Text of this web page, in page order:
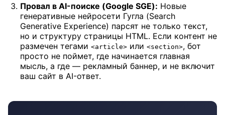
Провал в AI-поиске (Google SGE): Новые
генеративные нейросети Гугла (Search
Generative Experience) парсят не только текст,
но и структуру страницы HTML. Если контент не
размечен тегами <article> или <section>, бот
просто не поймет, где начинается главная
мысль, а где — рекламный баннер, и не включит
ваш сайт в AI-ответ.